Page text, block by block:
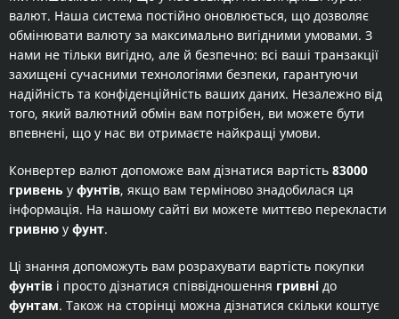
валют. Наша система постійно оновлюється, що дозволяє
обмінювати валюту за максимально вигідними умовами. З
нами не тільки вигідно, але й безпечно: всі ваші транзакції
захищені сучасними технологіями безпеки, гарантуючи
надійність та конфіденційність ваших даних. Незалежно від
того, який валютний обмін вам потрібен, ви можете бути
впевнені, що у нас ви отримаєте найкращі умови.
Конвертер валют допоможе вам дізнатися вартість 83000
гривень у фунтів, якщо вам терміново знадобилася ця
інформація. На нашому сайті ви можете миттєво перекласти
гривню у фунт.
Ці знання допоможуть вам розрахувати вартість покупки
фунтів і просто дізнатися співвідношення гривні до
фунтам. Також на сторінці можна дізнатися скільки коштує